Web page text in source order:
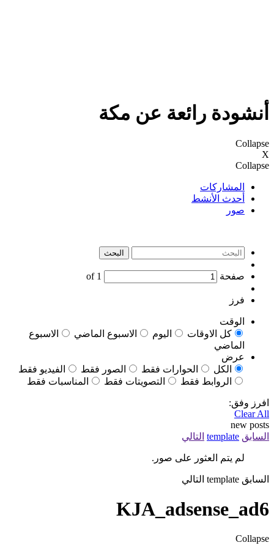
أنشودة رائعة عن مكة
Collapse
X
Collapse
المشاركات
أحدث الأنشط
صور
البحث
صفحة 1
فرز
الوقت
كل الاوقات
اليوم الاسبوع الماضي
الاسبوع
الماضي
عرض
الكل
الحوارات فقط الصور فقط
الفيديو فقط
الروابط فقط
التصويتات فقط المناسبات فقط
افرز وفق:
Clear All
new posts
السابق template التالي
لم يتم العثور على صور.
السابق template التالي
KJA_adsense_ad6
Collapse